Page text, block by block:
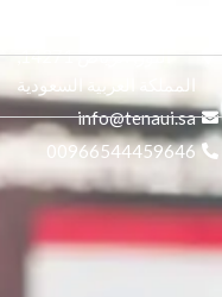
النور, الرياض 14271,
المملكة العربية السعودية
info@tenaui.sa
00966544459646